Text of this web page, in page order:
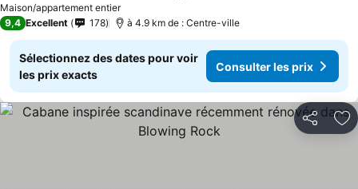
Maison/appartement entier
Consulter les prix
9,4 Excellent 178 à 4.9 km de : Centre-ville
Sélectionnez des dates pour voir
les prix exacts
Consulter les prix
Partager